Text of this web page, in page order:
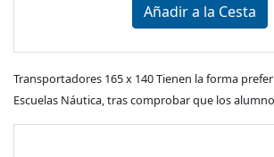
Añadir a la Cesta
Transportadores 165 x 140 Tienen la forma
Escuelas Náutica, tras comprobar que los